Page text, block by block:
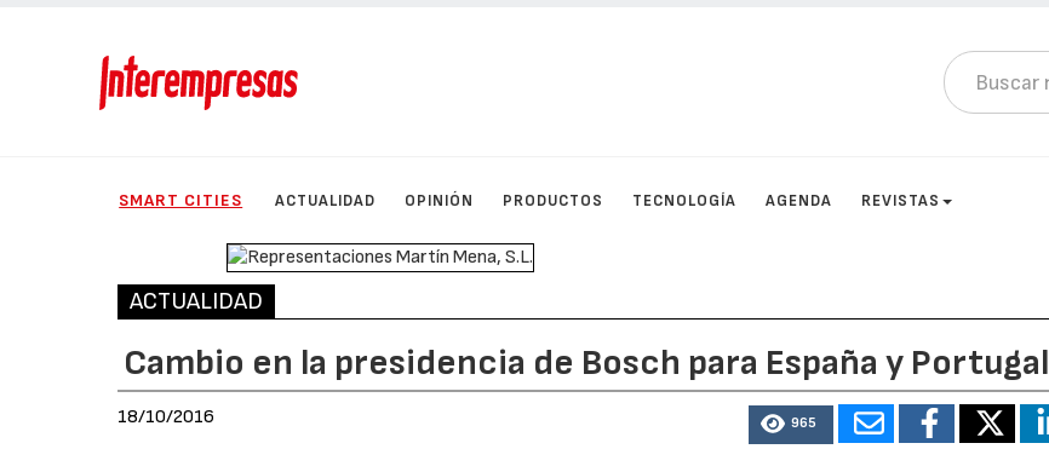
SMART CITIES ACTUALIDAD OPINIÓN PRODUCTOS TECNOLOGÍA AGENDA REVISTAS
ACTUALIDAD
Cambio en la presidencia de Bosch para España y Portugal
18/10/2016 965